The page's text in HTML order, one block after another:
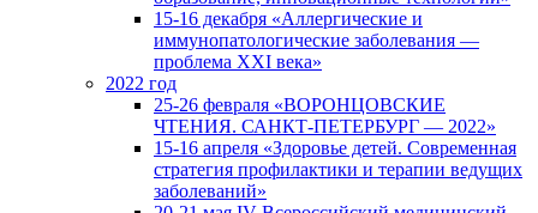
15-16 декабря «Аллергические и
иммунопатологические заболевания —
проблема XXI века»
2022 год
25-26 февраля «ВОРОНЦОВСКИЕ
ЧТЕНИЯ. САНКТ-ПЕТЕРБУРГ — 2022»
15-16 апреля «Здоровье детей. Современная
стратегия профилактики и терапии ведущих
заболеваний»